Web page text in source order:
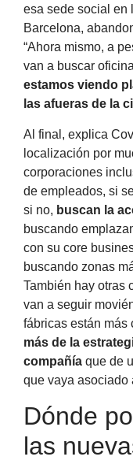
esa sede social en
Barcelona,
“Ahora mismo, a
van a buscar
estamos viendo
las afueras de la
Al final, explica
localización por
corporaciones
de empleados, si
si no, buscan la
buscando
con su core
buscando zonas
También hay otras
van a seguir
fábricas están más
más de la
compañía que de
que vaya asociado
Dónde
las